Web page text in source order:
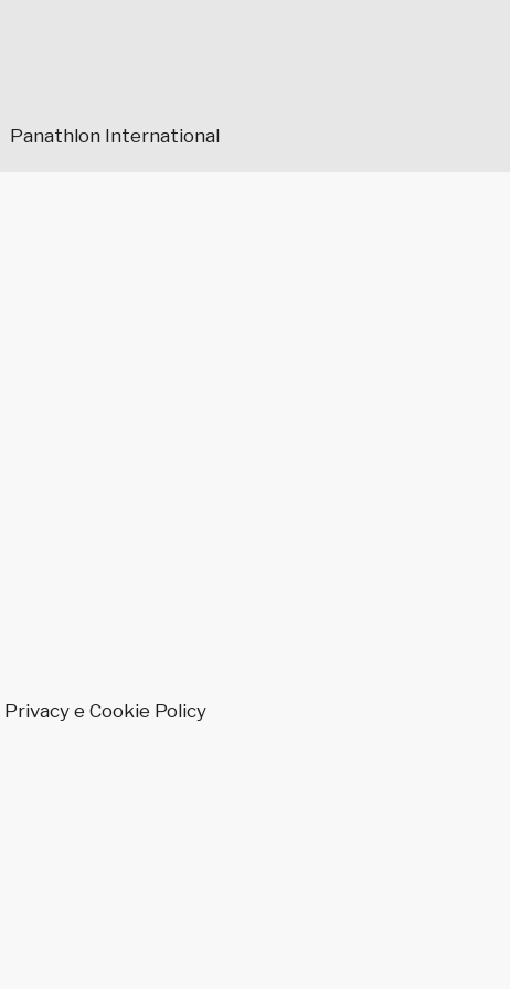
Panathlon International
Privacy e Cookie Policy